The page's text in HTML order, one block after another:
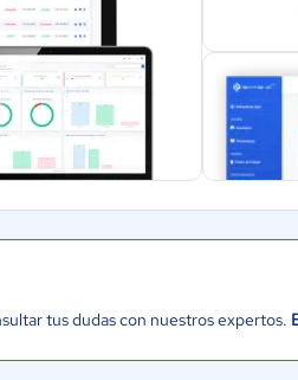
tus dudas con nuestros expertos.